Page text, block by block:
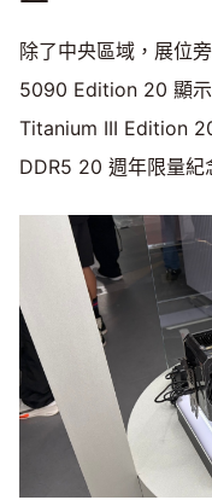
除了中央區域，展位
5090 Edition 20 顯
Titanium III Edition
DDR5 20 週年限量紀